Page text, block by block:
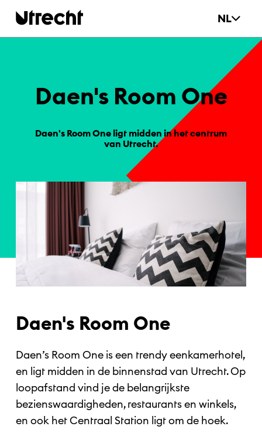
NL
Da­e­n's Room One
Daen's Room One ligt midden in het centrum
van Utrecht.
Daen's Room One
Daen’s Room One is een trendy eenkamerhotel,
en ligt midden in de binnenstad van Utrecht. Op
loopafstand vind je de belangrijkste
bezienswaardigheden, restaurants en winkels,
en ook het Centraal Station ligt om de hoek.